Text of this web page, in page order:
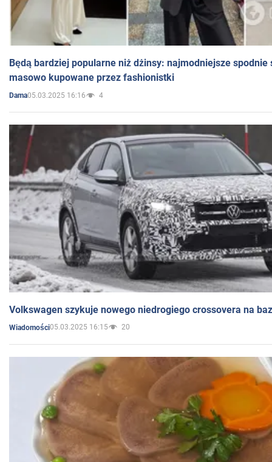
Będą bardziej popularne niż dżinsy: najmodniejsze spodnie
masowo kupowane przez fashionistki
Dama05.03.2025 16:16 4
Volkswagen szykuje nowego niedrogiego crossovera na
Wiadomości05.03.2025 16:15 20